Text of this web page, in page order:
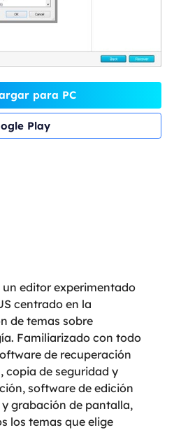
para PC
Play
un editor experimentado
centrado en la
de temas sobre
Familiarizado con todo
de recuperación
copia de seguridad y
software de edición
grabación de pantalla,
los temas que elige